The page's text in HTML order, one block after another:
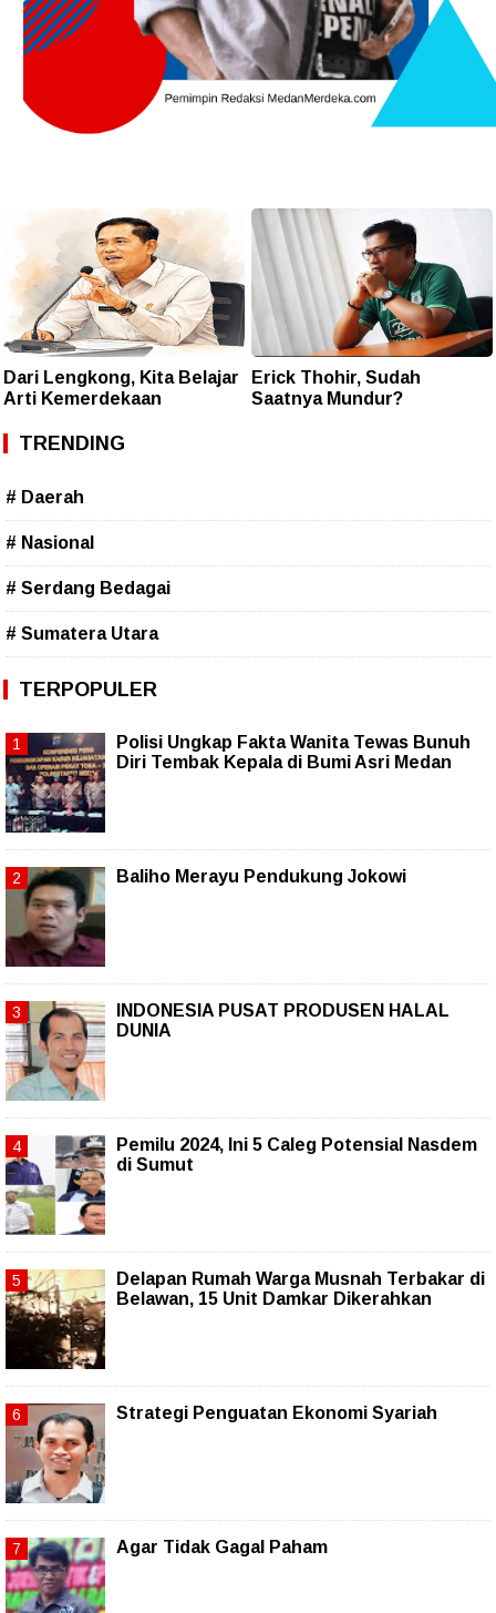
Dari Lengkong, Kita Belajar
Arti Kemerdekaan
Erick Thohir, Sudah
Saatnya Mundur?
TRENDING
# Daerah
# Nasional
# Serdang Bedagai
# Sumatera Utara
TERPOPULER
Polisi Ungkap Fakta Wanita Tewas Bunuh
Diri Tembak Kepala di Bumi Asri Medan
Baliho Merayu Pendukung Jokowi
INDONESIA PUSAT PRODUSEN HALAL
DUNIA
Pemilu 2024, Ini 5 Caleg Potensial Nasdem
di Sumut
Delapan Rumah Warga Musnah Terbakar di
Belawan, 15 Unit Damkar Dikerahkan
Strategi Penguatan Ekonomi Syariah
Agar Tidak Gagal Paham